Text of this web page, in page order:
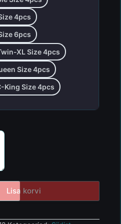
4pcs
6pcs
XL Size 4pcs
Size 4pcs
King Size 4pcs
Lisa korvi